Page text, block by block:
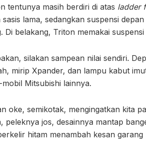
tentunya masih berdiri di atas ladder
lama, sedangkan suspensi depan
Di belakang, Triton memakai
silakan sampean nilai sendiri.
mirip Xpander, dan lampu kabut
Mitsubishi lainnya.
oke, semikotak, mengingatkan kita
peleknya jos, desainnya mantap
hitam menambah kesan garang